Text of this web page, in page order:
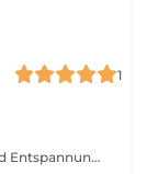
1
Tauchen Sie ein in eine Welt voller Wärme und Entspannung. Dieses luxuriöse Wellness-Ritual kombiniert eine 90-minütige Hot-Stone-Massage mit einer 30-minütigen Thailändischen Fußreflexzonenmassage. Die Behandlung hilft, tiefliegende Verspannungen zu lösen, die Durchblutung zu fördern und Körper und Geist wieder in Einklang zu bringen. Enthalten sind: Hot-Stone-Massage 90 Min. Thailändische Fußreflexzonenmassage 30 Min.